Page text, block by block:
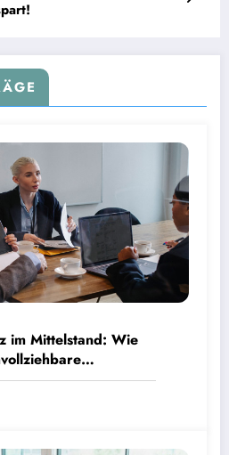
Unternehmen nachvollziehbare Vergütungsmodelle
im Mittelstand: Wie
schaffen